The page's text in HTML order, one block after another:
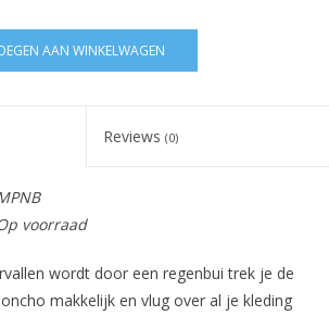
AAN WINKELWAGEN
Reviews (0)
voorraad
wordt door een regenbui trek je de
makkelijk en vlug over al je kleding